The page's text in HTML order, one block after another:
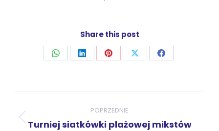
Share this post
UdostępnijUdostępnijUdostępnijUdostępnijUdostępnij
wpisów
POPRZEDNIE
Poprzedni
Turniej siatkówki plażowej mikstów